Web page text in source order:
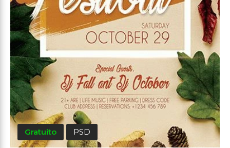
Gratuito PSD